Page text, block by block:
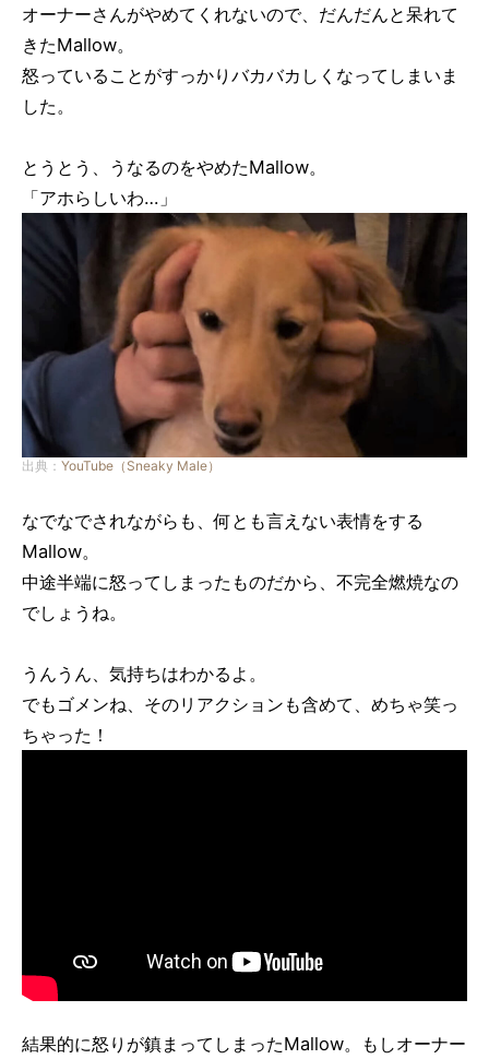
オーナーさんがやめてくれないので、だんだんと呆れて
きたMallow。
怒っていることがすっかりバカバカしくなってしまいま
した。
とうとう、うなるのをやめたMallow。
「アホらしいわ…」
出典： YouTube（Sneaky Male）
なでなでされながらも、何とも言えない表情をする
Mallow。
中途半端に怒ってしまったものだから、不完全燃焼なの
でしょうね。
うんうん、気持ちはわかるよ。
でもゴメンね、そのリアクションも含めて、めちゃ笑っ
ちゃった！
結果的に怒りが鎮まってしまったMallow。もしオーナー